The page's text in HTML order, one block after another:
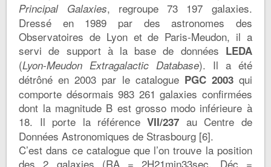
Principal Galaxies, regroupe 73 197 galaxies.
Dressé en 1989 par des astronomes des
Observatoires de Lyon et de Paris-Meudon, il a
servi de support à la base de données LEDA
(Lyon-Meudon Extragalactic Database). Il a été
détrôné en 2003 par le catalogue PGC 2003qui
comporte désormais 983 261 galaxies confirmées
dont la magnitude B est grosso modo inférieure à
18. Il porte la référenceVII/237 au Centre de
Données Astronomiques de Strasbourg [6].
C’est dans ce catalogue que l’on trouve la position
des 2 galaxies (RA = 2H21min33sec, Déc =